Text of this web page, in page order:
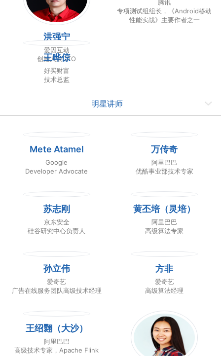
洪强宁
爱因互动
创始人兼CTO
腾讯
专项测试组组长，《Android移动
性能实战》主要作者之一
王晔倞
好买财富
技术总监
明星讲师
Mete Atamel
Google
Developer Advocate
万传奇
阿里巴巴
优酷事业部技术专家
苏志刚
京东安全
硅谷研究中心负责人
黄丕培（灵培）
阿里巴巴
高级算法专家
孙立伟
爱奇艺
广告在线服务团队高级技术经理
方非
爱奇艺
高级算法经理
王绍翾（大沙）
阿里巴巴
高级技术专家，Apache Flink